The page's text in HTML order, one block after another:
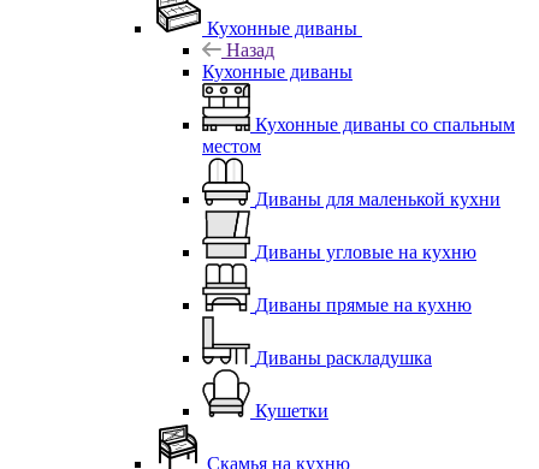
Кухонные диваны
Назад
Кухонные диваны
Кухонные диваны со спальным
местом
Диваны для маленькой кухни
Диваны угловые на кухню
Диваны прямые на кухню
Диваны раскладушка
Кушетки
Скамья на кухню